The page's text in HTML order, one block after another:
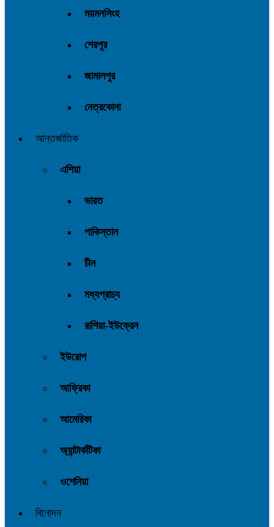
ময়মনসিংহ
শেরপুর
জামালপুর
নেত্রকোনা
আন্তর্জাতিক
এশিয়া
ভারত
পাকিস্তান
চীন
মধ্যপ্রাচ্য
রাশিয়া-ইউক্রেন
ইউরোপ
আফ্রিকা
আমেরিকা
অ্যান্টার্কটিকা
ওশেনিয়া
বিনোদন